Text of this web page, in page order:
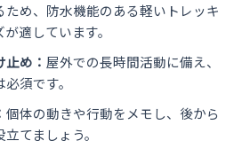
ため、防水機能のある軽いトレッキ
適しています。
め： 屋外での長時間活動に備え、
須です。
個体の動きや行動をメモし、後から
てましょう。